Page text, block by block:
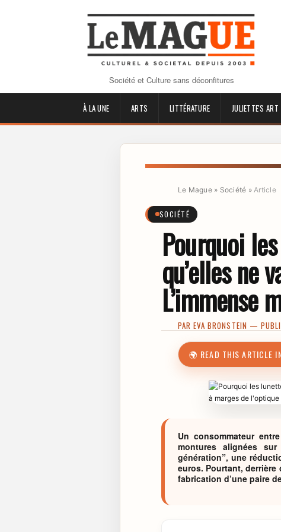
Société et Culture sans déconfitures
À LA UNE ARTS LITTÉRATURE JULIETTE'S ART
Le Mague» Société » Article
SOCIÉTÉ
Pourquoi
qu’elles ne
L’immense
PAREVA BRONSTEIN —
🌍 READ THIS ARTICLE
Un consommateur
montures alignées
génération”, une
euros. Pourtant,
fabrication d’une paire